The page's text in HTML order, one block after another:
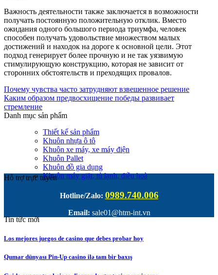
Важность деятельности также заключается в возможности
получать постоянную положительную отклик. Вместо
ожидания одного большого периода триумфа, человек
способен получать удовольствие множеством малых
достижений и находок на дороге к основной цели. Этот
подход генерирует более прочную и не так уязвимую
стимулирующую конструкцию, которая не зависит от
сторонних обстоятельств и преходящих провалов.
Почему чувства часто затрудняют взвешенное решение
Каким образом предвосхищение победы развивает
стремление
Danh mục sản phẩm
Thiết kế sản phẩm
Khuôn nhựa ô tô
Khuôn xe máy, xe máy điện
Khuôn Pallet
Khuôn đồ gia dụng
Khuôn máy giặt, tủ lạnh, điều hoà
Hỗ trợ trực tuyến
Hotline/Zalo: 0989.740.006
Email: sale01@htm-int.vn
Tin tức mới
Los mejores juegos de casino que debes probar hoy
Qumar dünyası Pin-Up casino ilə tam bir baxış